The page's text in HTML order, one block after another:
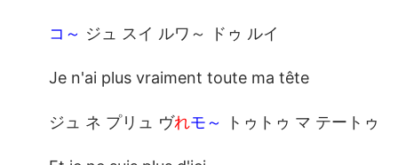
コ～ ジュ スイ ルワ～ ドゥ ルイ
Je n'ai plus vraiment toute ma tête
ジュ ネ プリュ ヴれモ～ トゥトゥ マ テートゥ